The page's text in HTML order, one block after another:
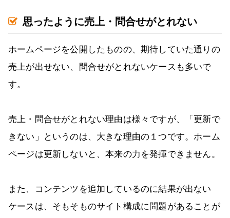
思ったように売上・問合せがとれない
ホームページを公開したものの、期待していた通りの
売上が出せない、問合せがとれないケースも多いで
す。
売上・問合せがとれない理由は様々ですが、「更新で
きない」というのは、大きな理由の１つです。ホーム
ページは更新しないと、本来の力を発揮できません。
また、コンテンツを追加しているのに結果が出ない
ケースは、そもそものサイト構成に問題があることが